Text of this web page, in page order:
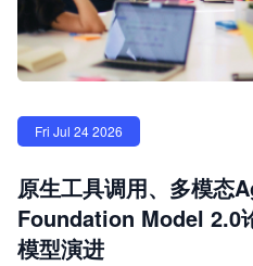
Fri Jul 24 2026
原生工具调用、多模态
Foundation Model 2.0
模型演进